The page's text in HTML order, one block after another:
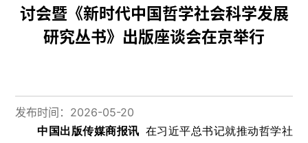
讨会暨《新时代中国哲学社会科学发展
研究丛书》出版座谈会在京举行
发布时间：2026-05-20
中国出版传媒商报讯 在习近平总书记就推动哲学社